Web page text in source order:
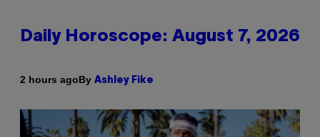
Daily Horoscope: August 7, 2026
2 hours agoBy Ashley Fike